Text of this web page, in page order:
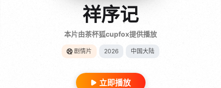
祥序记
本片由茶杯狐cupfox提供播放
剧情片 2026 中国大陆
立即播放